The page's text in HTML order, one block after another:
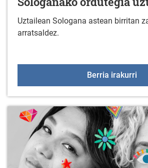
Uztailean Sologana astean birritan
arratsaldez.
Berria irakurri